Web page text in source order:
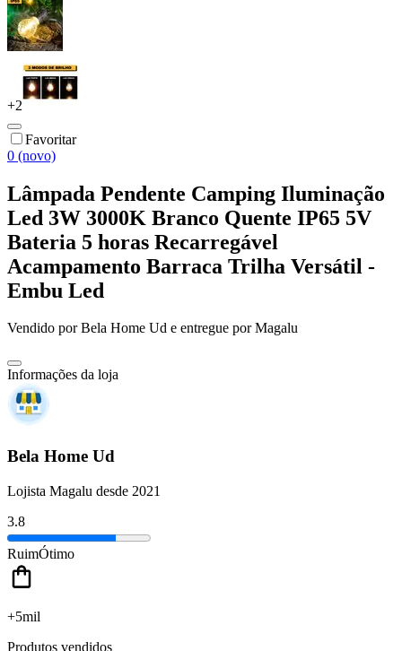
+2
Favoritar
0 (novo)
Lâmpada Pendente Camping Iluminação
Led 3W 3000K Branco Quente IP65 5V
Bateria 5 horas Recarregável
Acampamento Barraca Trilha Versátil -
Embu Led
Vendido porBela Home Ud e entregue por Magalu
Informações da loja
Bela Home Ud
Lojista Magalu desde 2021
3.8
RuimÓtimo
+5mil
Produtos vendidos